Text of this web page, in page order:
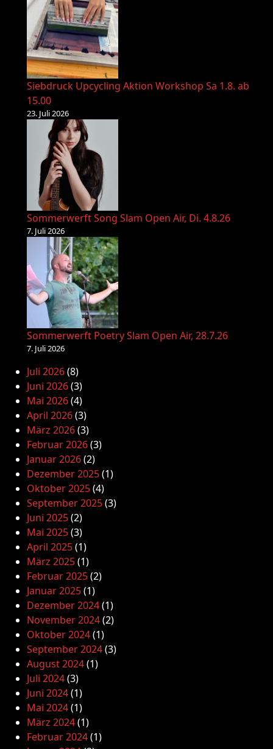
Siebdruck Upcycling Aktion Workshop Sa 1.8. ab
15.00
23. Juli 2026
Sommerwerft Song Slam Open Air, Di. 4.8.26
7. Juli 2026
Sommerwerft Poetry Slam Open Air, 28.7.26
7. Juli 2026
Juli 2026(8)
Juni 2026(3)
Mai 2026(4)
April 2026(3)
März 2026(3)
Februar 2026(3)
Januar 2026(2)
Dezember 2025(1)
Oktober 2025(4)
September 2025(3)
Juni 2025(2)
Mai 2025(3)
April 2025(1)
März 2025(1)
Februar 2025(2)
Januar 2025(1)
Dezember 2024(1)
November 2024(2)
Oktober 2024(1)
September 2024(3)
August 2024(1)
Juli 2024(3)
Juni 2024(1)
Mai 2024(1)
März 2024(1)
Februar 2024(1)